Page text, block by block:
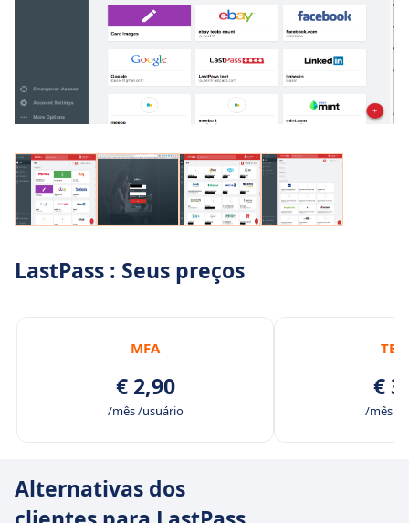
LastPass : Seus preços
MFA
€ 2,90
/mês /usuário
€
/mês /
Alternativas dos